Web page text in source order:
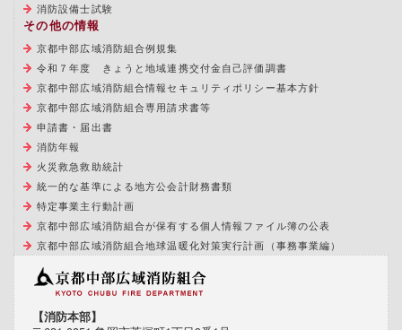
消防設備士試験
その他の情報
京都中部広域消防組合例規集
令和７年度 きょうと地域連携交付金自己評価調書
京都中部広域消防組合情報セキュリティポリシー基本方針
京都中部広域消防組合専用請求書等
申請書・届出書
消防年報
火災救急救助統計
統一的な基準による地方公会計財務書類
特定事業主行動計画
京都中部広域消防組合が保有する個人情報ファイル簿の公表
京都中部広域消防組合地球温暖化対策実行計画（事務事業編）
【消防本部】